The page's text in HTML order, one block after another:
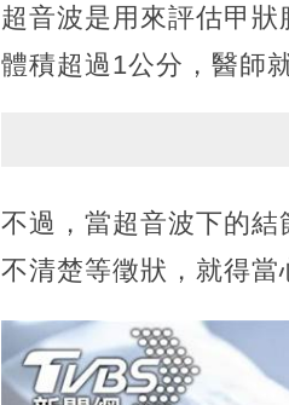
超音波是用來評估甲
體積超過1公分，醫師
不過，當超音波下的
不清楚等徵狀，就得當